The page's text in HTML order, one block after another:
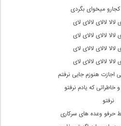
میخوای بگردی
لالا لالای لالای لای
لالا لالای لالای لای
لالا لالای لالای لای
لالا لالای لالای لای
هنوزم جایی نرفتم
خاطراتی که یادم نرفتو
نرفتو
حرفو وعده های سرکاری